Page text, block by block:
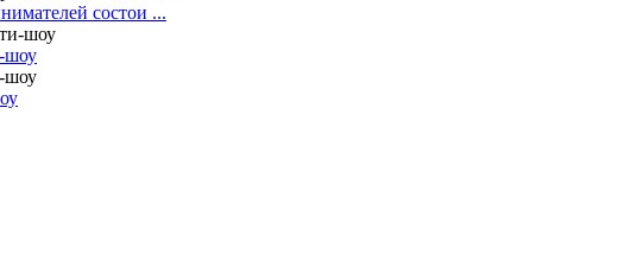
состои ...
шоу